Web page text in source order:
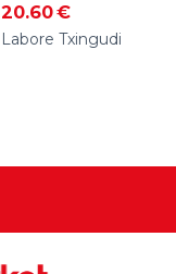
20.60€
Labore Txingudi